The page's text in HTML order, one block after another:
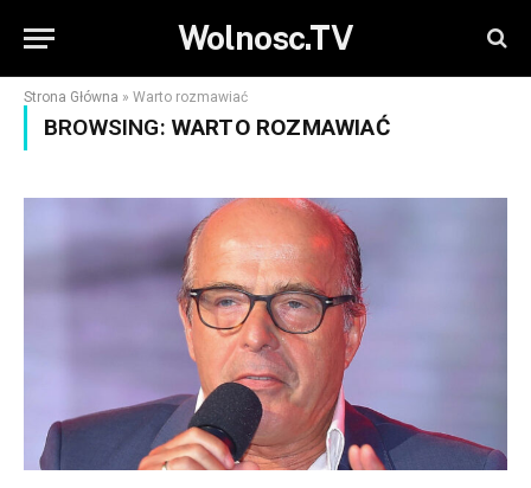
Wolnosc.TV
Strona Główna » Warto rozmawiać
BROWSING: WARTO ROZMAWIAĆ